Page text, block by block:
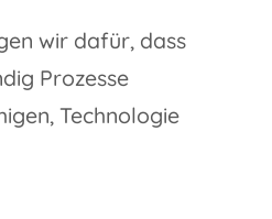
wir dafür, dass
Prozesse
Technologie